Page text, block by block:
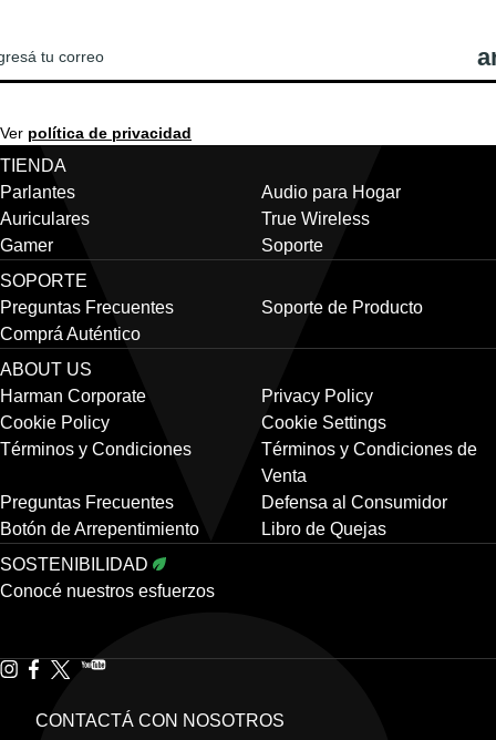
Ver política de privacidad
TIENDA
Parlantes
Audio para Hogar
Auriculares
True Wireless
Gamer
Soporte
SOPORTE
Preguntas Frecuentes
Soporte de Producto
Comprá Auténtico
ABOUT US
Harman Corporate
Privacy Policy
Cookie Policy
Cookie Settings
Términos y Condiciones
Términos y Condiciones de
Venta
Preguntas Frecuentes
Defensa al Consumidor
Botón de Arrepentimiento
Libro de Quejas
SOSTENIBILIDAD
Conocé nuestros esfuerzos
CONTACTÁ CON NOSOTROS